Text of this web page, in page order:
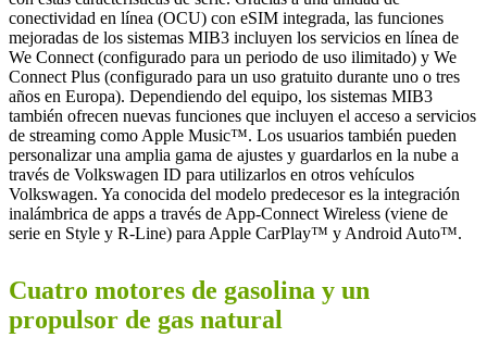
conectividad en línea (OCU) con eSIM integrada, las funciones
mejoradas de los sistemas MIB3 incluyen los servicios en línea de
We Connect (configurado para un periodo de uso ilimitado) y We
Connect Plus (configurado para un uso gratuito durante uno o tres
años en Europa). Dependiendo del equipo, los sistemas MIB3
también ofrecen nuevas funciones que incluyen el acceso a servicios
de streaming como Apple Music™. Los usuarios también pueden
personalizar una amplia gama de ajustes y guardarlos en la nube a
través de Volkswagen ID para utilizarlos en otros vehículos
Volkswagen. Ya conocida del modelo predecesor es la integración
inalámbrica de apps a través de App-Connect Wireless (viene de
serie en Style y R-Line) para Apple CarPlay™ y Android Auto™.
Cuatro motores de gasolina y un
propulsor de gas natural